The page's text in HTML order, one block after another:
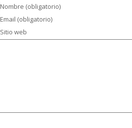
Nombre (obligatorio)
Email (obligatorio)
Sitio web